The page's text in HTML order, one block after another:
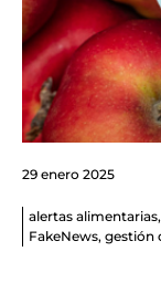
29 enero 2025
alertas alimentarias,
FakeNews, gestión